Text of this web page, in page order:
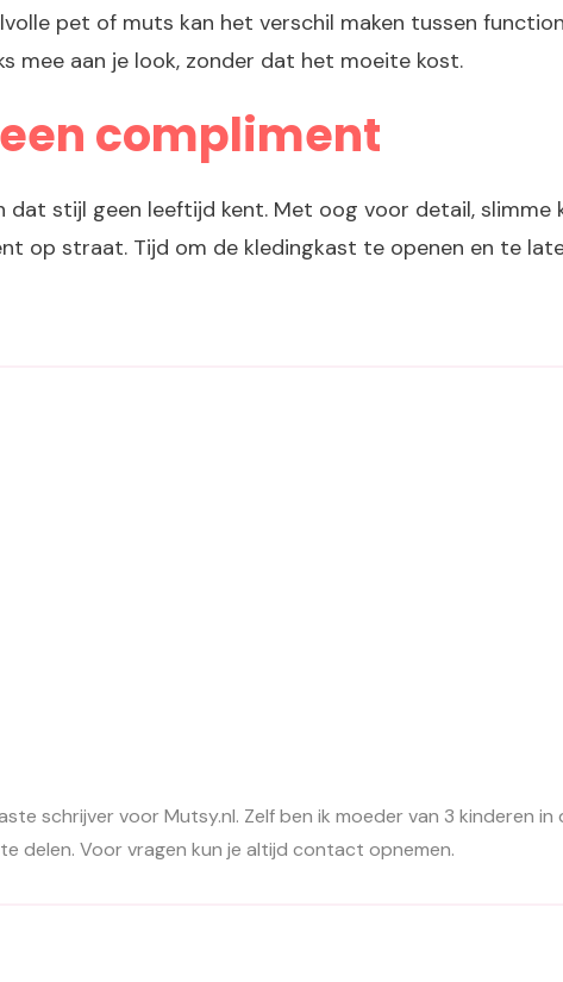
pet of muts kan het verschil maken tussen
mee aan je look, zonder dat het moeite kost.
compliment
stijl geen leeftijd kent. Met oog voor detail, slimme
op straat. Tijd om de kledingkast te openen en te
schrijver voor Mutsy.nl. Zelf ben ik moeder van 3 kinderen
delen. Voor vragen kun je altijd contact opnemen.